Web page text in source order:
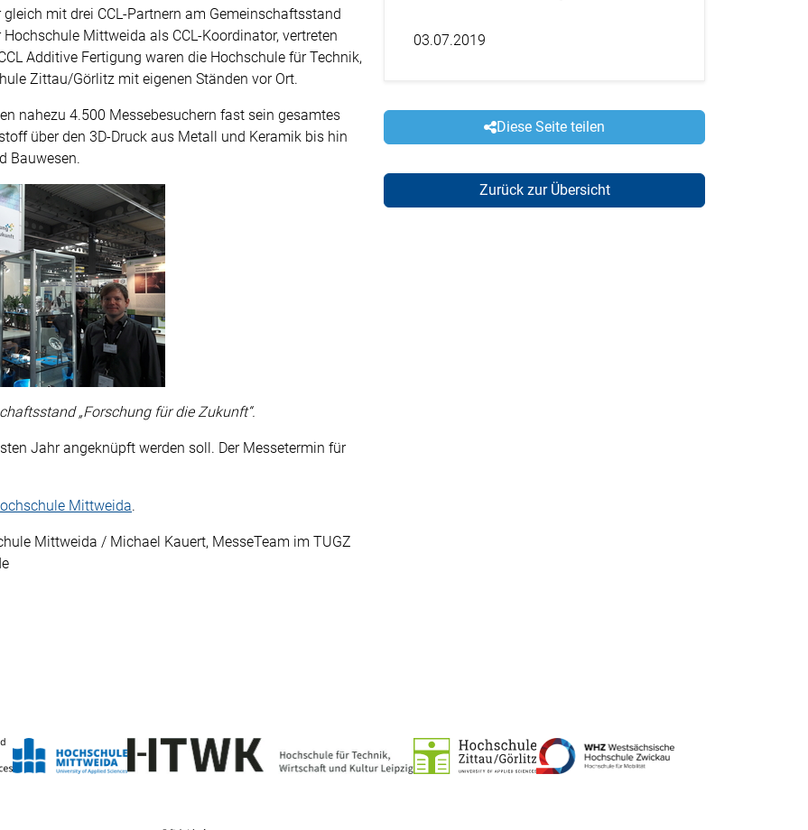
mit drei CCL-Partnern am Gemeinschaftsstand
Mittweida als CCL-Koordinator, vertreten
Additive Fertigung waren die Hochschule für Technik,
Zittau/Görlitz mit eigenen Ständen vor Ort.
nahezu 4.500 Messebesuchern fast sein gesamtes
über den 3D-Druck aus Metall und Keramik bis hin
Bauwesen.
„Forschung für die Zukunft“.
Jahr angeknüpft werden soll. Der Messetermin für
Mittweida.
Mittweida / Michael Kauert, MesseTeam im TUGZ
03.07.2019
Diese Seite teilen
Zurück zur Übersicht